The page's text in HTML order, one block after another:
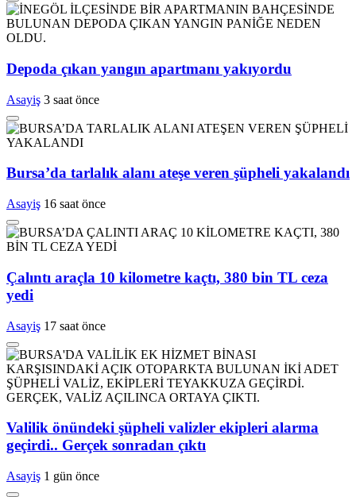
Depoda çıkan yangın apartmanı yakıyordu
Asayiş 3 saat önce
Bursa’da tarlalık alanı ateşe veren şüpheli yakalandı
Asayiş 16 saat önce
Çalıntı araçla 10 kilometre kaçtı, 380 bin TL ceza
yedi
Asayiş 17 saat önce
Valilik önündeki şüpheli valizler ekipleri alarma
geçirdi.. Gerçek sonradan çıktı
Asayiş 1 gün önce